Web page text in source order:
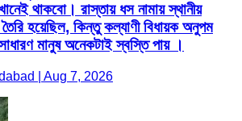
থাকবো। রাস্তায় ধস নামায় স্থানীয়
হয়েছিল, কিন্তু কল্যাণী বিধায়ক অনুপম
মানুষ অনেকটাই স্বস্তি পায় ।
| Aug 7, 2026